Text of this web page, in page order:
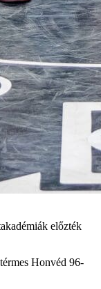
előzték
Honvéd 96-